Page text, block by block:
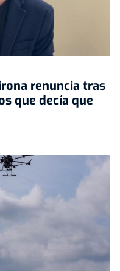
renuncia tras
que decía que